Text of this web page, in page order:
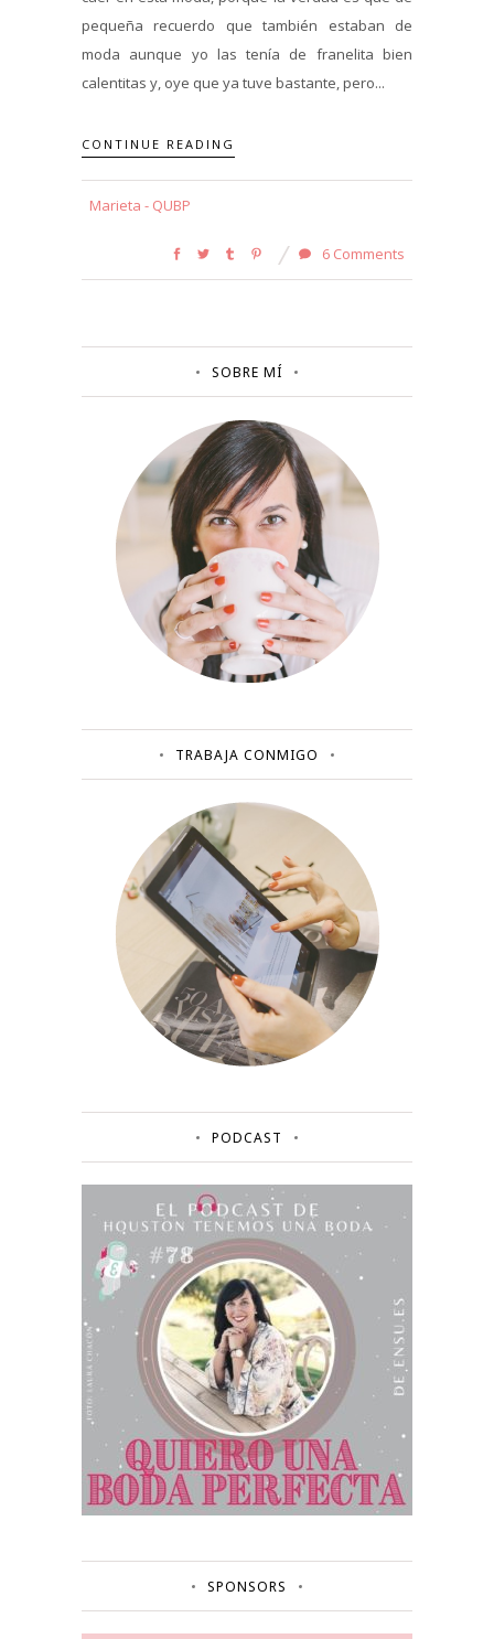
pequeña recuerdo que también estaban de
moda aunque yo las tenía de franelita bien
calentitas y, oye que ya tuve bastante, pero...
CONTINUE READING
Marieta - QUBP
6 Comments
SOBRE MÍ
TRABAJA CONMIGO
PODCAST
SPONSORS